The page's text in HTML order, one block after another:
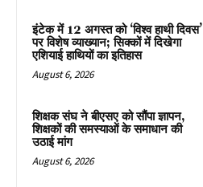
इंटेक में 12 अगस्त को ‘विश्व हाथी दिवस’
पर विशेष व्याख्यान; सिक्कों में दिखेगा
एशियाई हाथियों का इतिहास
August 6, 2026
शिक्षक संघ ने बीएसए को सौंपा ज्ञापन,
शिक्षकों की समस्याओं के समाधान की
उठाई मांग
August 6, 2026